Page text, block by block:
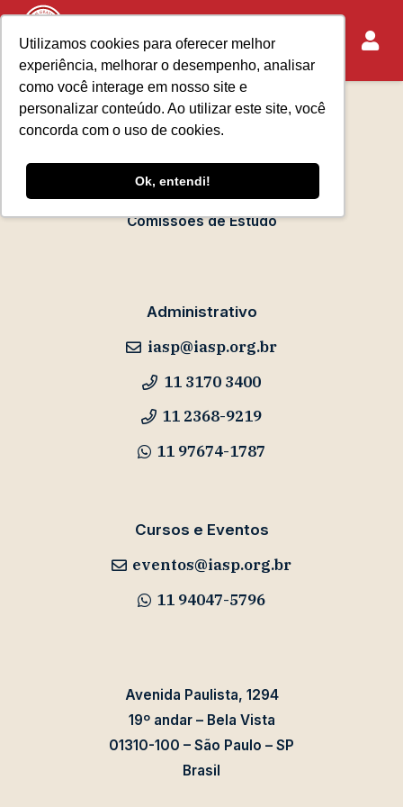
Utilizamos cookies para oferecer melhor
experiência, melhorar o desempenho, analisar
como você interage em nosso site e
personalizar conteúdo. Ao utilizar este site, você
concorda com o uso de cookies.
Ok, entendi!
Sobre o IASP
Requisitos de Associação
Escola Paulista de Advocacia
Acontece no IASP
Eventos
Comissões de Estudo
Administrativo
iasp@iasp.org.br
11 3170 3400
11 2368-9219
11 97674-1787
Cursos e Eventos
eventos@iasp.org.br
11 94047-5796
Avenida Paulista, 1294
19º andar – Bela Vista
01310-100 – São Paulo – SP
Brasil